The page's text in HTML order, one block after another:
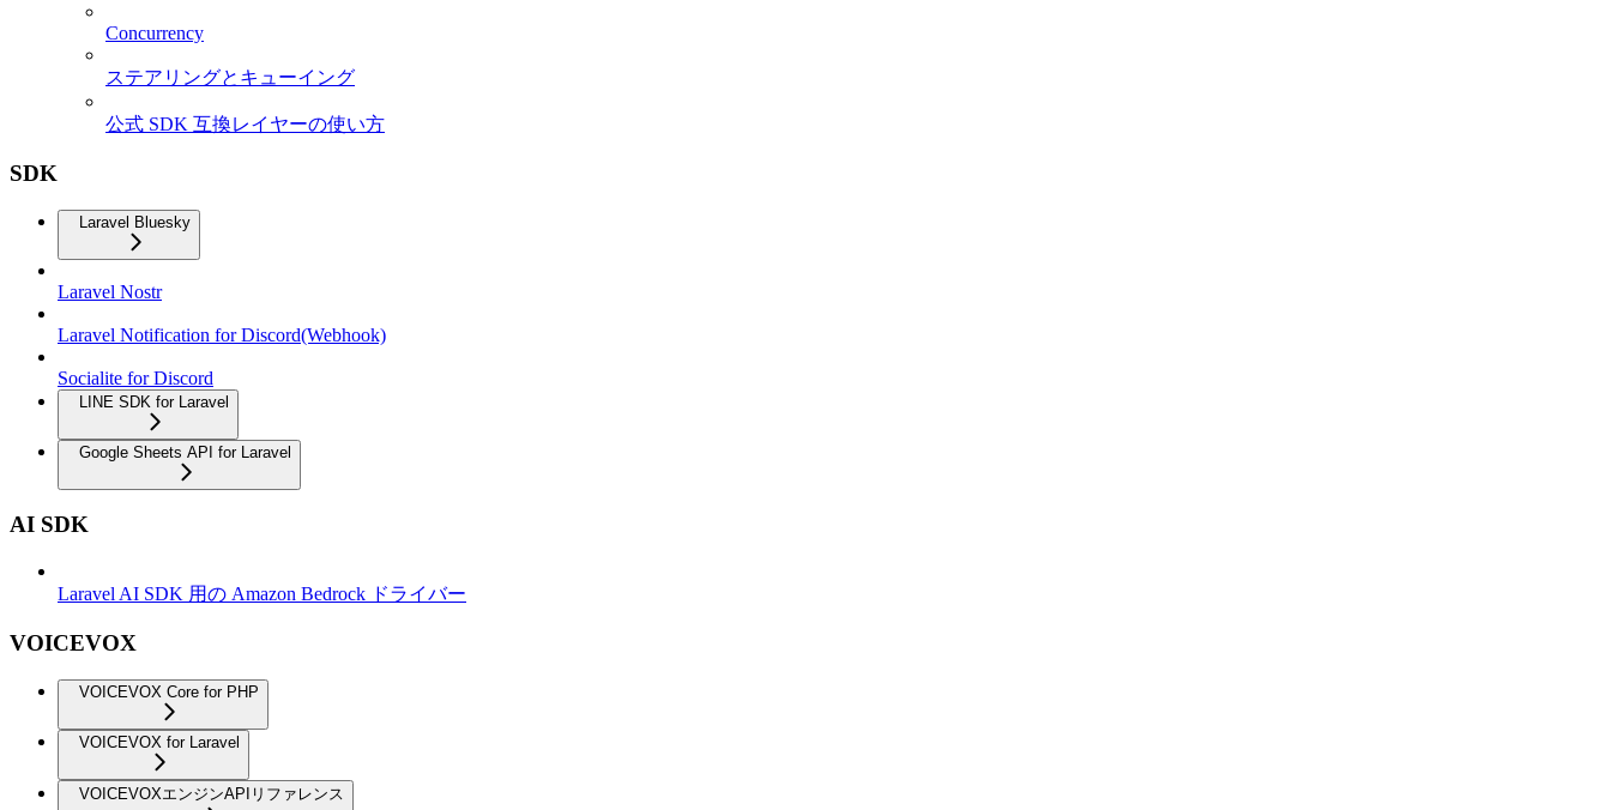
Concurrency
ステアリングとキューイング
公式 SDK 互換レイヤーの使い方
SDK
Laravel Bluesky
Laravel Nostr
Laravel Notification for Discord(Webhook)
Socialite for Discord
LINE SDK for Laravel
Google Sheets API for Laravel
AI SDK
Laravel AI SDK 用の Amazon Bedrock ドライバー
VOICEVOX
VOICEVOX Core for PHP
VOICEVOX for Laravel
VOICEVOXエンジンAPIリファレンス